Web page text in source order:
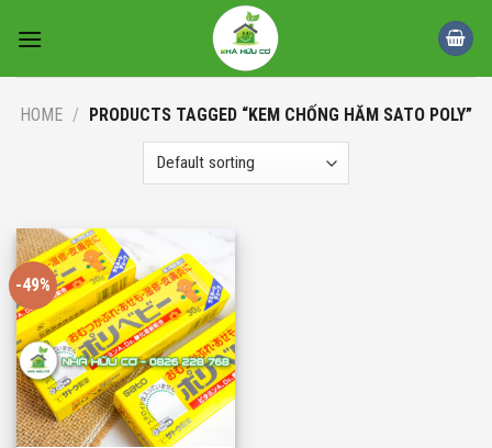
HOME / PRODUCTS TAGGED “KEM CHỐNG HĂM SATO POLY”
-49%